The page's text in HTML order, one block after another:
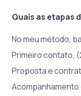
Quais as etapas
No meu método,
Primeiro contato,
Proposta e